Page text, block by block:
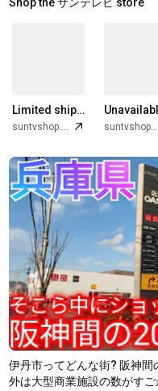
Limited shipping areas
suntvshop.base.shop
伊丹市ってどんな街? 阪神
外は大型商業施設の数がす